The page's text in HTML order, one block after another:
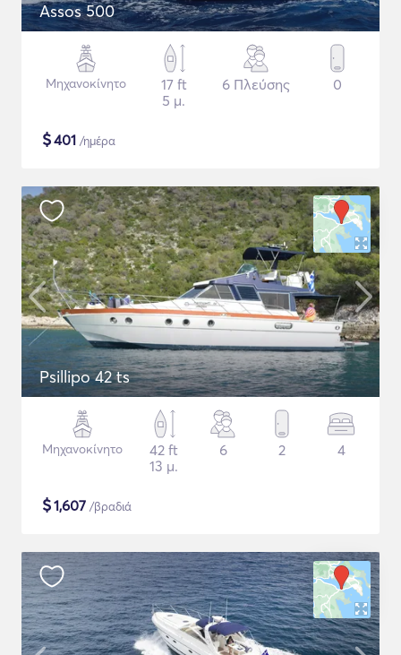
Assos 500
Μηχανοκίνητο
17 ft
5 μ.
6 Πλεύσης 0
$401 /ημέρα
Psillipo 42 ts
Μηχανοκίνητο
42 ft
13 μ.
6 2 4
$1,607 /βραδιά